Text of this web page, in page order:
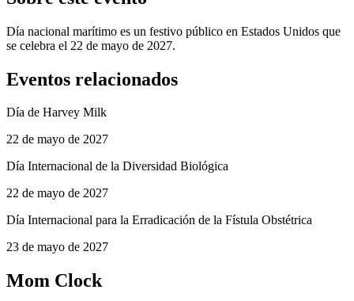
Día nacional marítimo es un festivo público en Estados Unidos que
se celebra el 22 de mayo de 2027.
Eventos relacionados
Día de Harvey Milk
22 de mayo de 2027
Día Internacional de la Diversidad Biológica
22 de mayo de 2027
Día Internacional para la Erradicación de la Fístula Obstétrica
23 de mayo de 2027
Mom Clock